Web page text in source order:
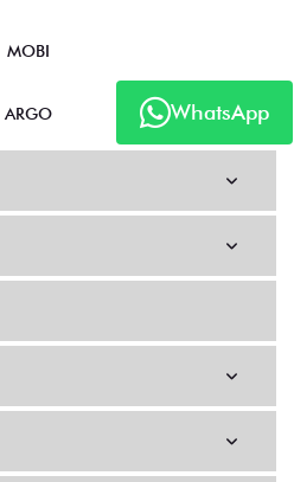
WhatsApp
MOBI
ARGO